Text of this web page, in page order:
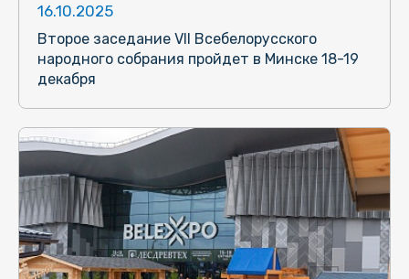
16.10.2025
Второе заседание VII Всебелорусского
народного собрания пройдет в Минске 18-19
декабря